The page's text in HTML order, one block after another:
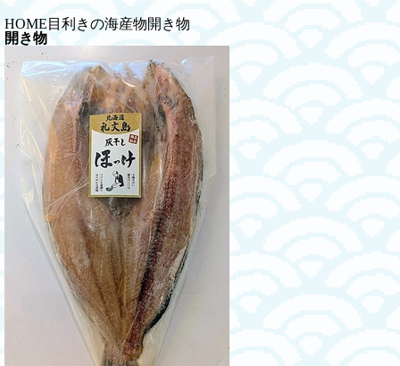
HOME 目利きの海産物開き物
開き物